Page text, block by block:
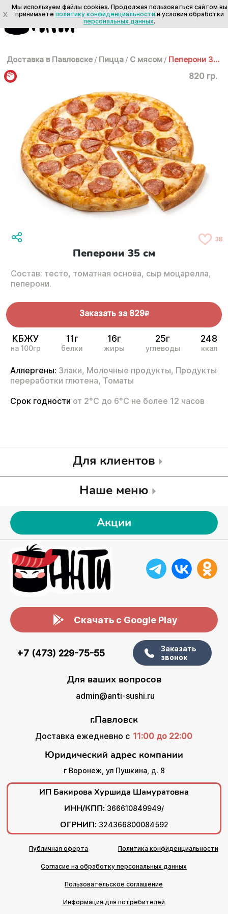
Доставка в Павловске / Пицца / С мясом / Пеперони 35 см
820 гр.
38
Пеперони 35 см
Состав: тесто, томатная основа, сыр моцарелла,
пеперони.
Заказать за 829R
КБЖУ
на 100гр
11г
белки
16г
жиры
25г
углеводы
248
ккал
Аллергены: Злаки, Молочные продукты, Продукты
переработки глютена, Томаты
Срок годности от 2°С до 6°С не более 12 часов
Для клиентов
Наше меню
Акции
Скачать с Google Play
+7 (473) 229-75-55
Заказать
звонок
Для ваших вопросов
admin@anti-sushi.ru
г.Павловск
Доставка ежедневно с 11:00 до 22:00
Юридический адрес компании
г Воронеж, ул Пушкина, д. 8
ИП Бакирова Хуршида Шамуратовна
ИНН/КПП: 366610849949/
ОГРНИП: 324366800084592
Публичная оферта Политика конфиденциальности
Согласие на обработку персональных данных
Пользовательское соглашение
Информация для потребителей
X
Мы используем файлы cookies. Продолжая пользоваться сайтом вы
принимаете политику конфиденциальности и условия обработки
персональных данных.